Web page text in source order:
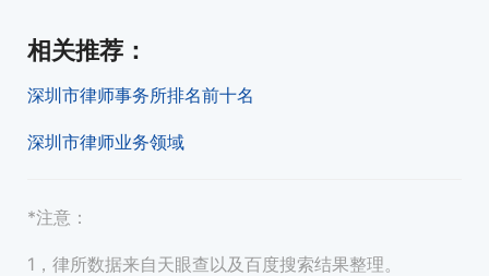
相关推荐 ：
深圳市律师事务所排名前十名
深圳市律师业务领域
*注意：
1，律所数据来自天眼查以及百度搜索结果整理。